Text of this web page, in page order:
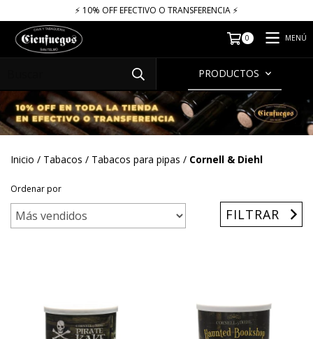
⚡​​​ 10% OFF EFECTIVO O TRANSFERENCIA ⚡​
0 MENÚ
PRODUCTOS
Inicio / Tabacos / Tabacos para pipas / Cornell & Diehl
Ordenar por
FILTRAR